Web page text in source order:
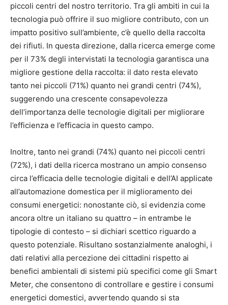
piccoli centri del nostro territorio. Tra gli ambiti in cui la
tecnologia può offrire il suo migliore contributo, con un
impatto positivo sull’ambiente, c’è quello della raccolta
dei rifiuti. In questa direzione, dalla ricerca emerge come
per il 73% degli intervistati la tecnologia garantisca una
migliore gestione della raccolta: il dato resta elevato
tanto nei piccoli (71%) quanto nei grandi centri (74%),
suggerendo una crescente consapevolezza
dell’importanza delle tecnologie digitali per migliorare
l’efficienza e l’efficacia in questo campo.
Inoltre, tanto nei grandi (74%) quanto nei piccoli centri
(72%), i dati della ricerca mostrano un ampio consenso
circa l’efficacia delle tecnologie digitali e dell’AI applicate
all’automazione domestica per il miglioramento dei
consumi energetici: nonostante ciò, si evidenzia come
ancora oltre un italiano su quattro – in entrambe le
tipologie di contesto – si dichiari scettico riguardo a
questo potenziale. Risultano sostanzialmente analoghi, i
dati relativi alla percezione dei cittadini rispetto ai
benefici ambientali di sistemi più specifici come gli Smart
Meter, che consentono di controllare e gestire i consumi
energetici domestici, avvertendo quando si sta